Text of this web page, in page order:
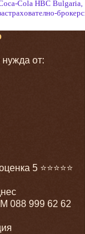
Cola HBC Bulgaria,
от:
5 ⭐⭐⭐⭐⭐
088 999 62 62